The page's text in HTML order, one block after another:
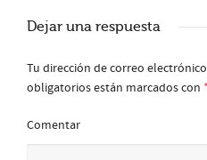
Dejar una respuesta
Tu dirección de correo
obligatorios están marcados con *
Comentar